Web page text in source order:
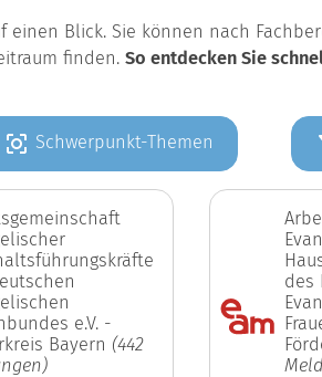
Blick. Sie können nach
finden.So entdecken Sie
Schwerpunkt-Themen
e.V. -
Bayern (442
des